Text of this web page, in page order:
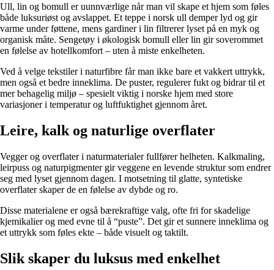
Ull, lin og bomull er uunnværlige når man vil skape et hjem som føles
både luksuriøst og avslappet. Et teppe i norsk ull demper lyd og gir
varme under føttene, mens gardiner i lin filtrerer lyset på en myk og
organisk måte. Sengetøy i økologisk bomull eller lin gir soverommet
en følelse av hotellkomfort – uten å miste enkelheten.
Ved å velge tekstiler i naturfibre får man ikke bare et vakkert uttrykk,
men også et bedre inneklima. De puster, regulerer fukt og bidrar til et
mer behagelig miljø – spesielt viktig i norske hjem med store
variasjoner i temperatur og luftfuktighet gjennom året.
Leire, kalk og naturlige overflater
Vegger og overflater i naturmaterialer fullfører helheten. Kalkmaling,
leirpuss og naturpigmenter gir veggene en levende struktur som endrer
seg med lyset gjennom dagen. I motsetning til glatte, syntetiske
overflater skaper de en følelse av dybde og ro.
Disse materialene er også bærekraftige valg, ofte fri for skadelige
kjemikalier og med evne til å “puste”. Det gir et sunnere inneklima og
et uttrykk som føles ekte – både visuelt og taktilt.
Slik skaper du luksus med enkelhet